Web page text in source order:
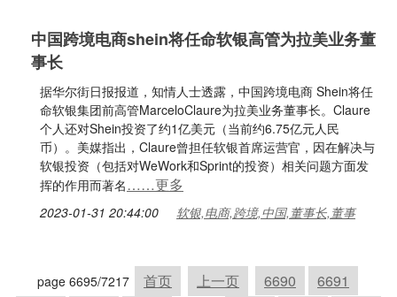
中国跨境电商shein将任命软银高管为拉美业务董
事长
据华尔街日报报道，知情人士透露，中国跨境电商 Shein将任
命软银集团前高管MarceloClaure为拉美业务董事长。Claure
个人还对Shein投资了约1亿美元（当前约6.75亿元人民
币）。美媒指出，Claure曾担任软银首席运营官，因在解决与
软银投资（包括对WeWork和Sprint的投资）相关问题方面发
挥的作用而著名……更多
2023-01-31 20:44:00 软银,电商,跨境,中国,董事长,董事
page 6695/7217 首页 上一页 6690
6691